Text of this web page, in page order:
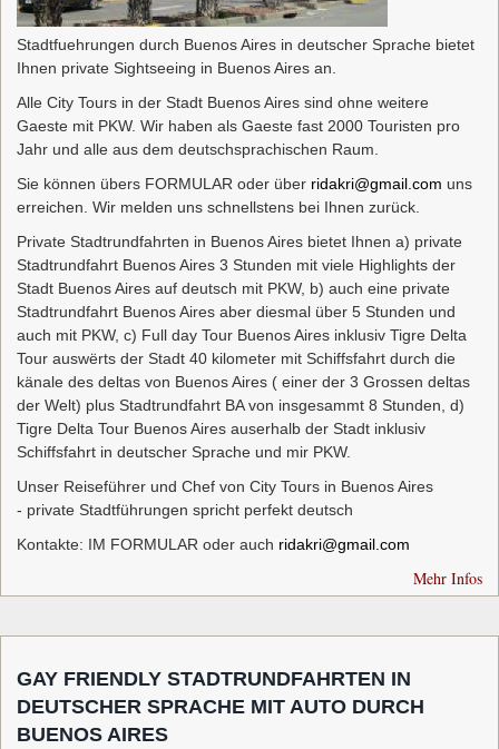
Stadtfuehrungen durch Buenos Aires in deutscher Sprache bietet
Ihnen private Sightseeing in Buenos Aires an.
Alle City Tours in der Stadt Buenos Aires sind ohne weitere
Gaeste mit PKW. Wir haben als Gaeste fast 2000 Touristen pro
Jahr und alle aus dem deutschsprachischen Raum.
Sie können übers FORMULAR oder über ridakri@gmail.com uns
erreichen. Wir melden uns schnellstens bei Ihnen zurück.
Private Stadtrundfahrten in Buenos Aires bietet Ihnen a) private
Stadtrundfahrt Buenos Aires 3 Stunden mit viele Highlights der
Stadt Buenos Aires auf deutsch mit PKW, b) auch eine private
Stadtrundfahrt Buenos Aires aber diesmal über 5 Stunden und
auch mit PKW, c) Full day Tour Buenos Aires inklusiv Tigre Delta
Tour auswërts der Stadt 40 kilometer mit Schiffsfahrt durch die
känale des deltas von Buenos Aires ( einer der 3 Grossen deltas
der Welt) plus Stadtrundfahrt BA von insgesammt 8 Stunden, d)
Tigre Delta Tour Buenos Aires auserhalb der Stadt inklusiv
Schiffsfahrt in deutscher Sprache und mir PKW.
Unser Reiseführer und Chef von City Tours in Buenos Aires
- private Stadtführungen spricht perfekt deutsch
Kontakte: IM FORMULAR oder auch ridakri@gmail.com
Mehr Infos
GAY FRIENDLY STADTRUNDFAHRTEN IN
DEUTSCHER SPRACHE MIT AUTO DURCH
BUENOS AIRES